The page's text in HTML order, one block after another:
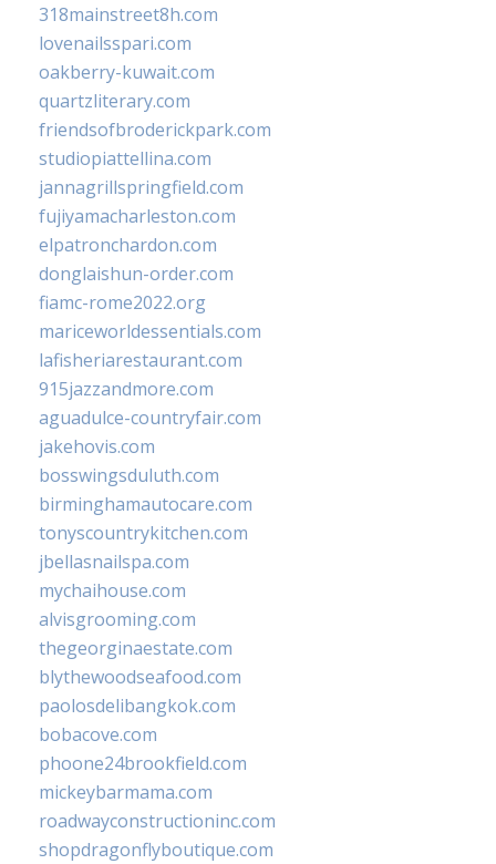
318mainstreet8h.com
lovenailsspari.com
oakberry-kuwait.com
quartzliterary.com
friendsofbroderickpark.com
studiopiattellina.com
jannagrillspringfield.com
fujiyamacharleston.com
elpatronchardon.com
donglaishun-order.com
fiamc-rome2022.org
mariceworldessentials.com
lafisheriarestaurant.com
915jazzandmore.com
aguadulce-countryfair.com
jakehovis.com
bosswingsduluth.com
birminghamautocare.com
tonyscountrykitchen.com
jbellasnailspa.com
mychaihouse.com
alvisgrooming.com
thegeorginaestate.com
blythewoodseafood.com
paolosdelibangkok.com
bobacove.com
phoone24brookfield.com
mickeybarmama.com
roadwayconstructioninc.com
shopdragonflyboutique.com